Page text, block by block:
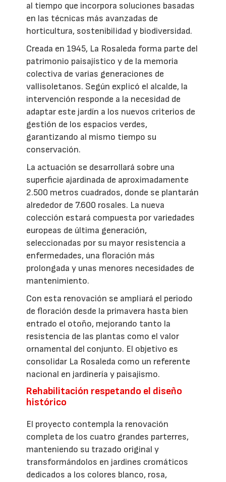
al tiempo que incorpora soluciones basadas
en las técnicas más avanzadas de
horticultura, sostenibilidad y biodiversidad.
Creada en 1945, La Rosaleda forma parte del
patrimonio paisajístico y de la memoria
colectiva de varias generaciones de
vallisoletanos. Según explicó el alcalde, la
intervención responde a la necesidad de
adaptar este jardín a los nuevos criterios de
gestión de los espacios verdes,
garantizando al mismo tiempo su
conservación.
La actuación se desarrollará sobre una
superficie ajardinada de aproximadamente
2.500 metros cuadrados, donde se plantarán
alrededor de 7.600 rosales. La nueva
colección estará compuesta por variedades
europeas de última generación,
seleccionadas por su mayor resistencia a
enfermedades, una floración más
prolongada y unas menores necesidades de
mantenimiento.
Con esta renovación se ampliará el periodo
de floración desde la primavera hasta bien
entrado el otoño, mejorando tanto la
resistencia de las plantas como el valor
ornamental del conjunto. El objetivo es
consolidar La Rosaleda como un referente
nacional en jardinería y paisajismo.
Rehabilitación respetando el diseño
histórico
El proyecto contempla la renovación
completa de los cuatro grandes parterres,
manteniendo su trazado original y
transformándolos en jardines cromáticos
dedicados a los colores blanco, rosa,